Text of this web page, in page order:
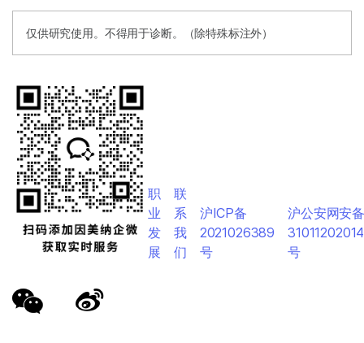
仅供研究使用。不得用于诊断。（除特殊标注外）
职
业
发
展
联
系
我
们
沪ICP备
2021026389
号
沪公安网安
号